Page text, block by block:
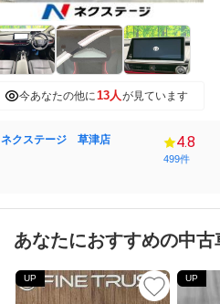
今あなたの他に13人が見ています
ネクステージ 草津店 4.8
499件
あなたにおすすめの中古
UP UP